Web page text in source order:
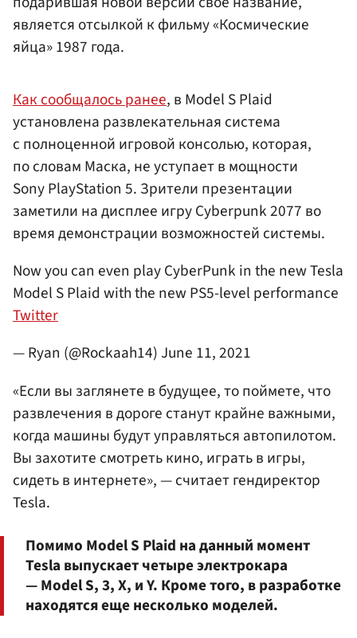
является отсылкой к фильму «Космические
яйца» 1987 года.
Как сообщалось ранее, в Model S Plaid
установлена развлекательная система
с полноценной игровой консолью, которая,
по словам Маска, не уступает в мощности
Sony PlayStation 5. Зрители презентации
заметили на дисплее игру Cyberpunk 2077 во
время демонстрации возможностей системы.
Now you can even play CyberPunk in the new Tesla
Model S Plaid with the new PS5-level performance
Twitter
— Ryan (@Rockaah14)June 11, 2021
«Если вы заглянете в будущее, то поймете, что
развлечения в дороге станут крайне важными,
когда машины будут управляться автопилотом.
Вы захотите смотреть кино, играть в игры,
сидеть в интернете», — считает гендиректор
Tesla.
Помимо Model S Plaid на данный момент
Tesla выпускает четыре электрокара
— Model S, 3, X, и Y. Кроме того, в разработке
находятся еще несколько моделей.